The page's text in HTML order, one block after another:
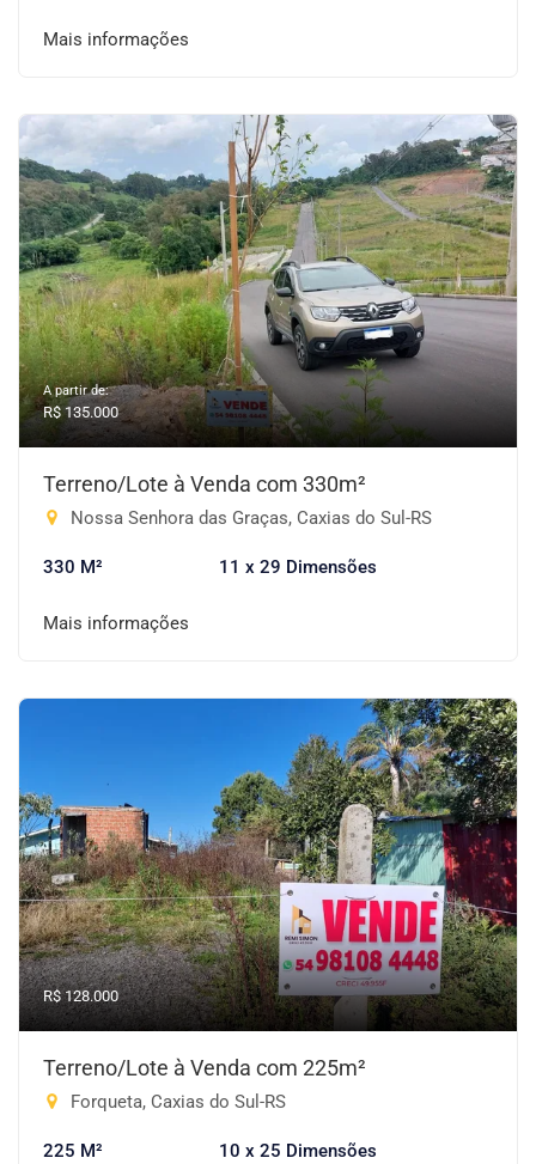
Mais informações
A partir de:
R$ 135.000
Terreno/Lote à Venda com 330m²
Nossa Senhora das Graças, Caxias do Sul-RS
330 M² 11 x 29 Dimensões
Mais informações
R$ 128.000
Terreno/Lote à Venda com 225m²
Forqueta, Caxias do Sul-RS
225 M² 10 x 25 Dimensões